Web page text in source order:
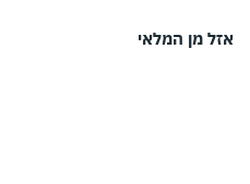
אזל מן המלאי